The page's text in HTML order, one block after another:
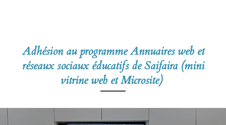
Adhésion au programme Annuaires web et
réseaux sociaux éducatifs de Saifaira (mini
vitrine web et Microsite)